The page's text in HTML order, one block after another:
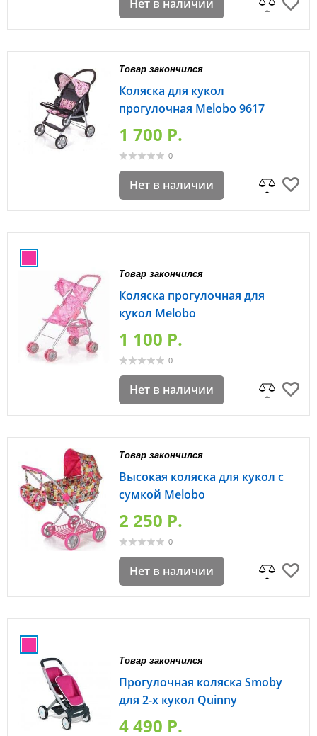
Нет в наличии
Товар закончился
Коляска для кукол
прогулочная Melobo 9617
1 700 P.
0
Нет в наличии
Товар закончился
Коляска прогулочная для
кукол Melobo
1 100 P.
0
Нет в наличии
Товар закончился
Высокая коляска для кукол с
сумкой Melobo
2 250 P.
0
Нет в наличии
Товар закончился
Прогулочная коляска Smoby
для 2-х кукол Quinny
4 490 P.